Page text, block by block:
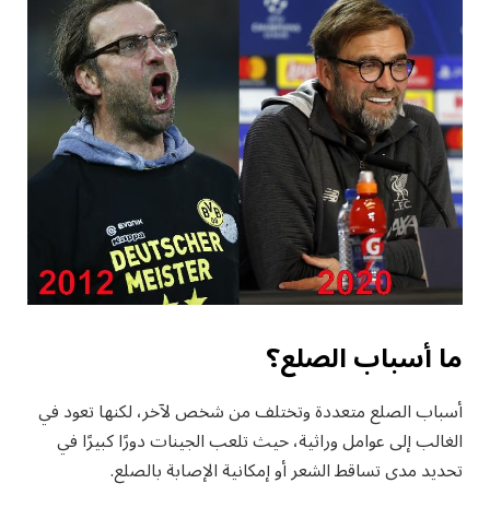
ما أسباب الصلع؟
أسباب الصلع متعددة وتختلف من شخص لآخر، لكنها تعود في
الغالب إلى عوامل وراثية، حيث تلعب الجينات دورًا كبيرًا في
تحديد مدى تساقط الشعر أو إمكانية الإصابة بالصلع.